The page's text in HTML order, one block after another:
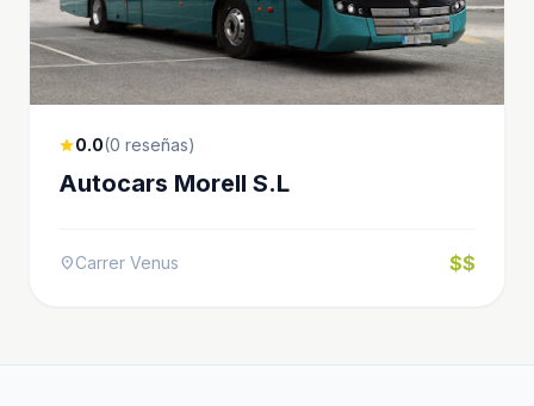
star0.0(0 reseñas)
Autocars Morell S.L
location_onCarrer Venus $$